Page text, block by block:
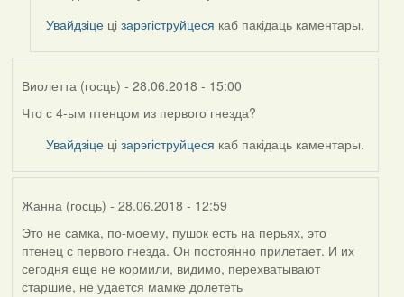
by
Valery
(госць)
Увайдзіце цізарэгіструйцеся каб пакідаць каментары.
Виолетта (госць) - 28.06.2018 - 15:00
Что с 4-ым птенцом из первого гнезда?
Увайдзіце цізарэгіструйцеся каб пакідаць каментары.
Жанна (госць) - 28.06.2018 - 12:59
Это не самка, по-моему, пушок есть на перьях, это
птенец с первого гнезда. Он постоянно прилетает. И их
сегодня еще не кормили, видимо, перехватывают
старшие, не удается мамке долететь